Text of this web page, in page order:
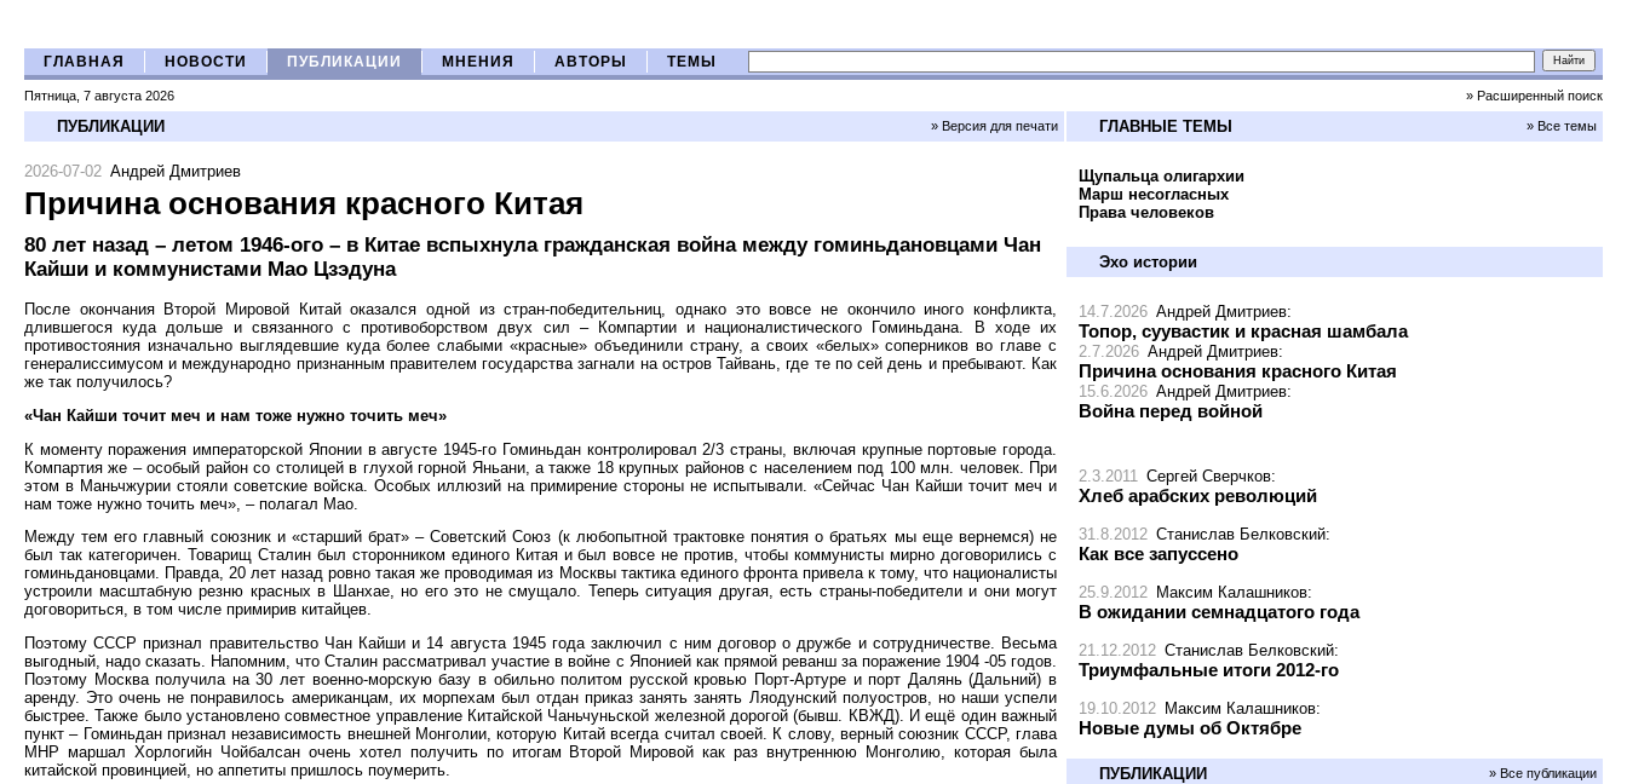
ГЛАВНАЯ НОВОСТИ ПУБЛИКАЦИИ МНЕНИЯ АВТОРЫ ТЕМЫ
Пятница, 7 августа 2026 » Расширенный поиск
ПУБЛИКАЦИИ » Версия для печати
2026-07-02 Андрей Дмитриев
Причина основания красного Китая
80 лет назад – летом 1946-ого – в Китае вспыхнула гражданская война между гоминьдановцами Чан
Кайши и коммунистами Мао Цзэдуна
После окончания Второй Мировой Китай оказался одной из стран-победительниц, однако это вовсе не окончило иного конфликта,
длившегося куда дольше и связанного с противоборством двух сил – Компартии и националистического Гоминьдана. В ходе их
противостояния изначально выглядевшие куда более слабыми «красные» объединили страну, а своих «белых» соперников во главе с
генералиссимусом и международно признанным правителем государства загнали на остров Тайвань, где те по сей день и пребывают. Как
же так получилось?
«Чан Кайши точит меч и нам тоже нужно точить меч»
К моменту поражения императорской Японии в августе 1945-го Гоминьдан контролировал 2/3 страны, включая крупные портовые города.
Компартия же – особый район со столицей в глухой горной Яньани, а также 18 крупных районов с населением под 100 млн. человек. При
этом в Маньчжурии стояли советские войска. Особых иллюзий на примирение стороны не испытывали. «Сейчас Чан Кайши точит меч и
нам тоже нужно точить меч», – полагал Мао.
Между тем его главный союзник и «старший брат» – Советский Союз (к любопытной трактовке понятия о братьях мы еще вернемся) не
был так категоричен. Товарищ Сталин был сторонником единого Китая и был вовсе не против, чтобы коммунисты мирно договорились с
гоминьдановцами. Правда, 20 лет назад ровно такая же проводимая из Москвы тактика единого фронта привела к тому, что националисты
устроили масштабную резню красных в Шанхае, но его это не смущало. Теперь ситуация другая, есть страны-победители и они могут
договориться, в том числе примирив китайцев.
Поэтому СССР признал правительство Чан Кайши и 14 августа 1945 года заключил с ним договор о дружбе и сотрудничестве. Весьма
выгодный, надо сказать. Напомним, что Сталин рассматривал участие в войне с Японией как прямой реванш за поражение 1904 -05 годов.
Поэтому Москва получила на 30 лет военно-морскую базу в обильно политом русской кровью Порт-Артуре и порт Далянь (Дальний) в
аренду. Это очень не понравилось американцам, их морпехам был отдан приказ занять занять Ляодунский полуостров, но наши успели
быстрее. Также было установлено совместное управление Китайской Чаньчуньской железной дорогой (бывш. КВЖД). И ещё один важный
пункт – Гоминьдан признал независимость внешней Монголии, которую Китай всегда считал своей. К слову, верный союзник СССР, глава
МНР маршал Хорлогийн Чойбалсан очень хотел получить по итогам Второй Мировой как раз внутреннюю Монголию, которая была
китайской провинцией, но аппетиты пришлось поумерить.
ГЛАВНЫЕ ТЕМЫ » Все темы
Щупальца олигархии
Марш несогласных
Права человеков
Эхо истории
14.7.2026 Андрей Дмитриев:
Топор, суувастик и красная шамбала
2.7.2026 Андрей Дмитриев:
Причина основания красного Китая
15.6.2026 Андрей Дмитриев:
Война перед войной
2.3.2011 Сергей Сверчков:
Хлеб арабских революций
31.8.2012 Станислав Белковский:
Как все запуссено
25.9.2012 Максим Калашников:
В ожидании семнадцатого года
21.12.2012 Станислав Белковский:
Триумфальные итоги 2012-го
19.10.2012 Максим Калашников:
Новые думы об Октябре
ПУБЛИКАЦИИ » Все публикации